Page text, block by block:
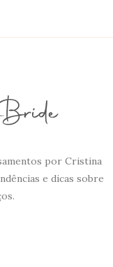
por Cristina
e dicas sobre